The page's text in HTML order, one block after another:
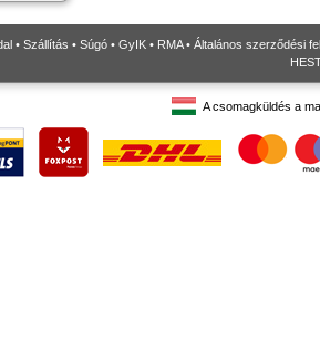
• Szállítás • Súgó • GyIK • RMA• Általános szerződési
A csomagküldés a